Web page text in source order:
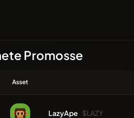
Promosse
Asset
LazyApe $LAZY